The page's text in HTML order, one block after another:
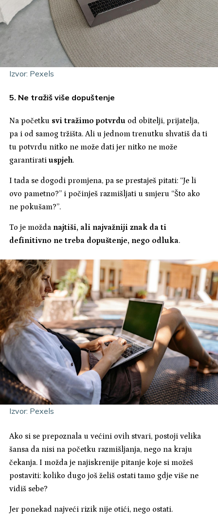
Izvor: Pexels
5. Ne tražiš više dopuštenje
Na početku svi tražimo potvrdu od obitelji, prijatelja,
pa i od samog tržišta. Ali u jednom trenutku shvatiš da ti
tu potvrdu nitko ne može dati jer nitko ne može
garantiratiuspjeh.
I tada se dogodi promjena, pa se prestaješ pitati: “Je li
ovo pametno?” i počinješ razmišljati u smjeru “Što ako
ne pokušam?”.
To je možda najtiši, ali najvažniji znak da ti
definitivno ne treba dopuštenje, nego odluka.
Izvor: Pexels
Ako si se prepoznala u većini ovih stvari, postoji velika
šansa da nisi na početku razmišljanja, nego na kraju
čekanja. I možda je najiskrenije pitanje koje si možeš
postaviti: koliko dugo još želiš ostati tamo gdje više ne
vidiš sebe?
Jer ponekad najveći rizik nije otići, nego ostati.